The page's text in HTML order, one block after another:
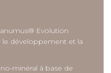
Evolution
le développement et la
minéral à base de